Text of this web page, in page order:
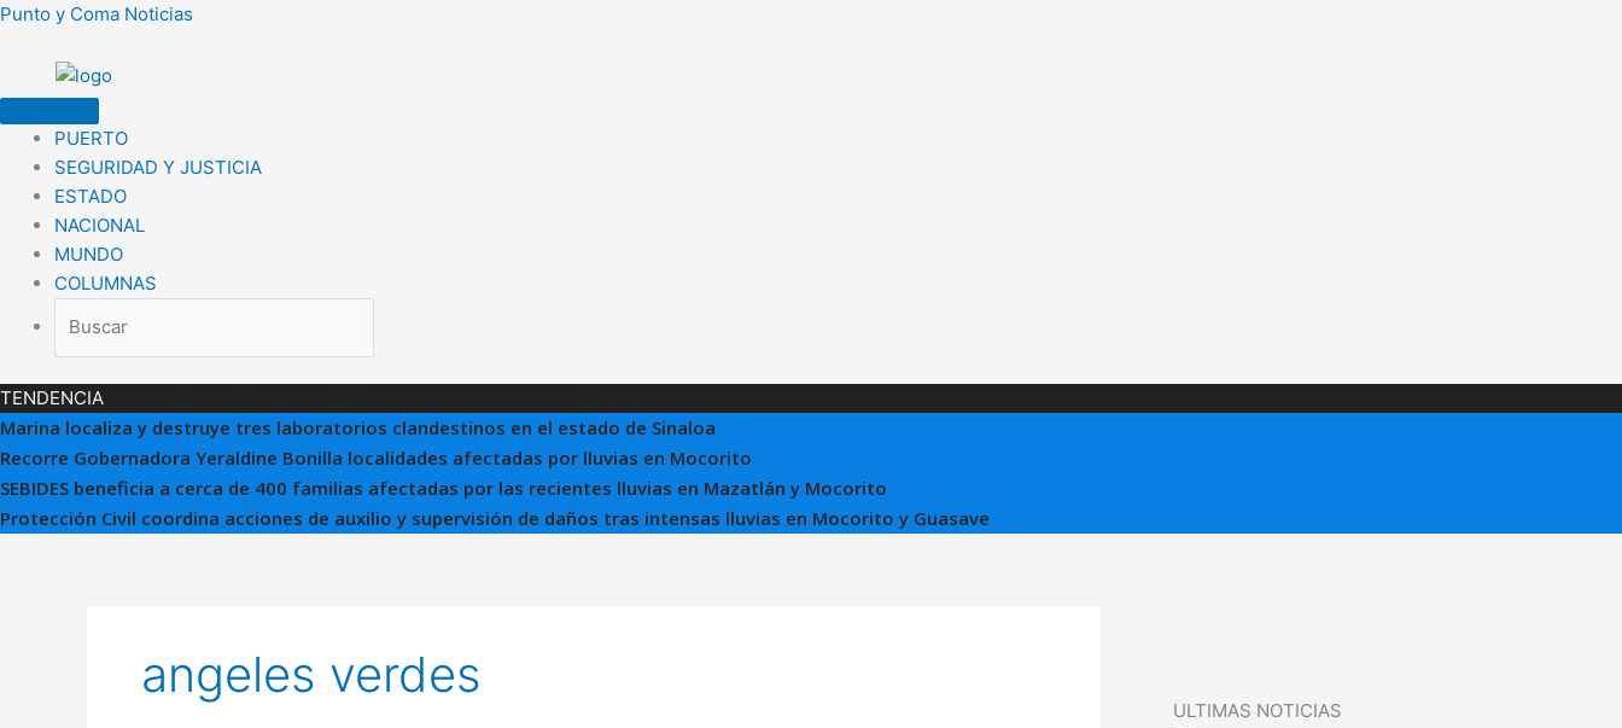
Ir
contenido
Punto y Coma Noticias
PUERTO
SEGURIDAD Y JUSTICIA
ESTADO
NACIONAL
MUNDO
COLUMNAS
TENDENCIA
Marina localiza y destruye tres laboratorios clandestinos en el estado de Sinaloa
Recorre Gobernadora Yeraldine Bonilla localidades afectadas por lluvias en Mocorito
SEBIDES beneficia a cerca de 400 familias afectadas por las recientes lluvias en Mazatlán y Mocorito
Protección Civil coordina acciones de auxilio y supervisión de daños tras intensas lluvias en Mocorito y Guasave
angeles verdes
ULTIMAS NOTICIAS